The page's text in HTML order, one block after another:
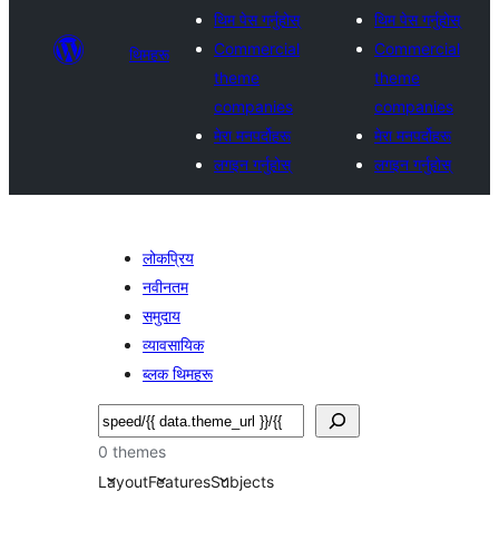
थिमहरू
थिम पेस गर्नुहोस्
Commercial
theme
companies
मेरा मनपर्दोहरू
लगइन गर्नुहोस्
थिम पेस गर्नुहोस्
Commercial
theme
companies
मेरा मनपर्दोहरू
लगइन गर्नुहोस्
लोकप्रिय
नवीनतम
समुदाय
व्यावसायिक
ब्लक थिमहरू
खोज्नुहोस्
0 themes
LayoutFeaturesSubjects